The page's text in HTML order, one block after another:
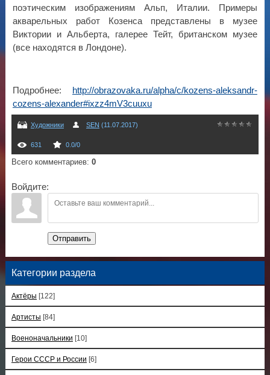
поэтическим изображениям Альп, Италии. Примеры
акварельных работ Козенса представлены в музее
Виктории и Альберта, галерее Тейт, британском музее
(все находятся в Лондоне).
Подробнее:
http://obrazovaka.ru/alpha/c/kozens-aleksandr-
cozens-alexander#ixzz4mV3cuuxu
Художники SEN (11.07.2017)
631 0.0/0
Всего комментариев: 0
Войдите:
Отправить
Категории раздела
Актёры [122]
Артисты [84]
Военоначальники [10]
Герои СССР и России [6]